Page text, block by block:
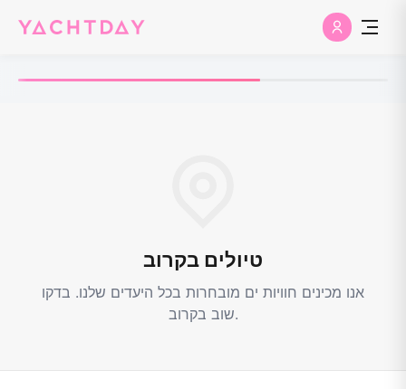
טיולים בקרוב
אנו מכינים חוויות ים מובחרות בכל היעדים שלנו. בדקו
שוב בקרוב.